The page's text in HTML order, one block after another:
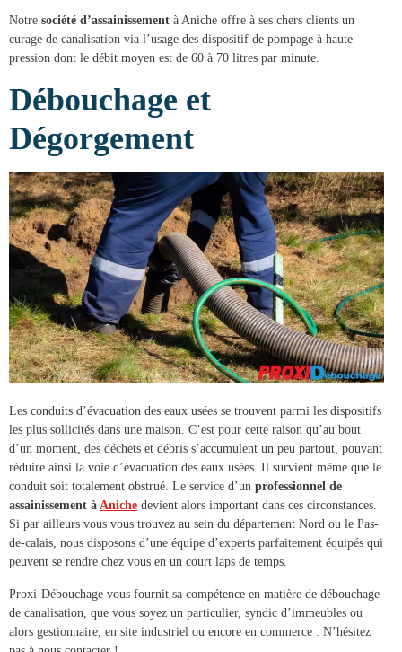
Notre société d’assainissement à Aniche offre à ses chers clients un
curage de canalisation via l’usage des dispositif de pompage à haute
pression dont le débit moyen est de 60 à 70 litres par minute.
Débouchage et
Dégorgement
Les conduits d’évacuation des eaux usées se trouvent parmi les dispositifs
les plus sollicités dans une maison. C’est pour cette raison qu’au bout
d’un moment, des déchets et débris s’accumulent un peu partout, pouvant
réduire ainsi la voie d’évacuation des eaux usées. Il survient même que le
conduit soit totalement obstrué. Le service d’un professionnel de
assainissement à Aniche devient alors important dans ces circonstances.
Si par ailleurs vous vous trouvez au sein du département Nord ou le Pas-
de-calais, nous disposons d’une équipe d’experts parfaitement équipés qui
peuvent se rendre chez vous en un court laps de temps.
Proxi-Débouchage vous fournit sa compétence en matière de débouchage
de canalisation , que vous soyez un particulier, syndic d’immeubles ou
alors gestionnaire, en site industriel ou encore en commerce . N’hésitez